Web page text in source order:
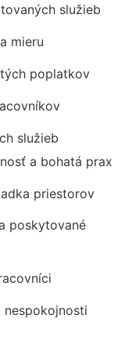
služieb
mieru
poplatkov
služieb
a bohatá prax
priestorov
poskytované
nespokojnosti